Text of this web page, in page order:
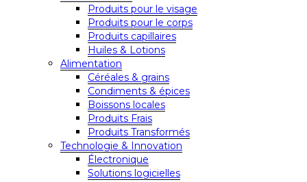
Produits pour le visage
Produits pour le corps
Produits capillaires
Huiles & Lotions
Alimentation
Céréales & grains
Condiments & épices
Boissons locales
Produits Frais
Produits Transformés
Technologie & Innovation
Électronique
Solutions logicielles